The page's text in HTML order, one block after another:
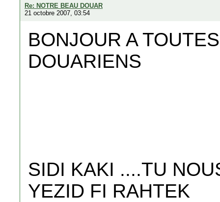
Re: NOTRE BEAU DOUAR
21 octobre 2007, 03:54
BONJOUR A
DOUARIENS
SIDI KAKI ....TU
YEZID FI RAHTEK